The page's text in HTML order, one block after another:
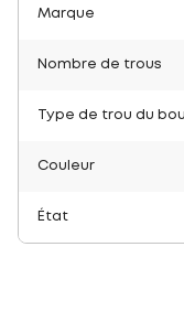
Marque
Nombre de trous
Type de trou du
Couleur
État